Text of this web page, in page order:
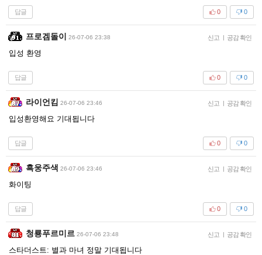
답글 0
0
프로겜돌이 26-07-06 23:38 신고 | 공감 확인
입성 환영
답글 0
0
라이언킴 26-07-06 23:46 신고 | 공감 확인
입성환영해요 기대됩니다
답글 0
0
흑웅주색 26-07-06 23:46 신고 | 공감 확인
화이팅
답글 0
0
청룡푸르미르 26-07-06 23:48 신고 | 공감 확인
스타더스트: 별과 마녀 정말 기대됩니다